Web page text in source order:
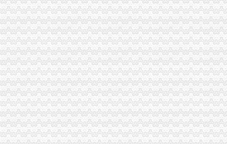
重庆南岸区海棠溪长城宽带2017暑期惠_重庆长城宽带办理
南岸区海棠溪长城宽带官网重庆光纤宽带今题网
群工系统成服务群众“快车道”----海棠溪街道一季度办结210件群众
【海棠溪分期学车】-海棠溪分期学车价格|批发-海棠溪分期学车公司-
海棠溪小学举办届专场新年音乐会
海棠溪街道开展幼儿园食品安全检查工作-重庆市南岸区人民
海棠溪驾校报名,深渝达驾校,驾校报名点-爱喇叭网